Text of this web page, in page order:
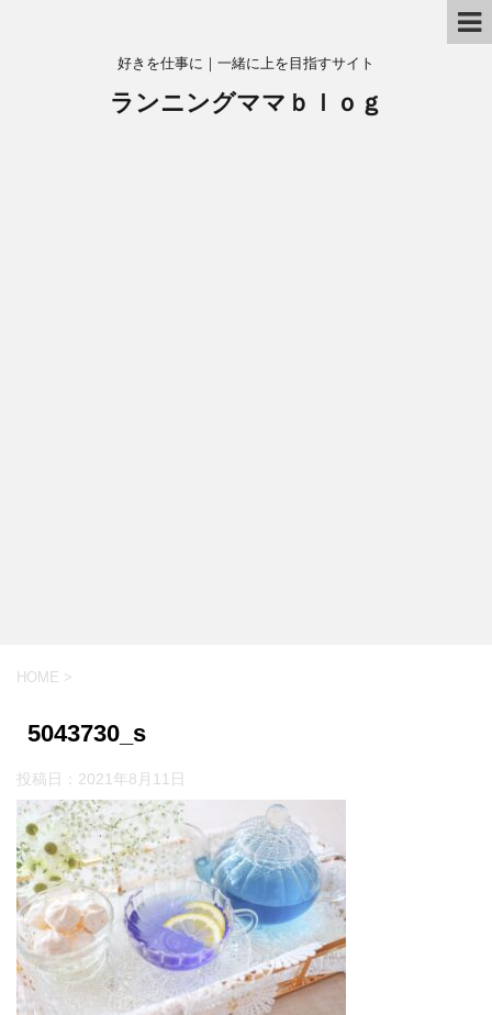
好きを仕事に｜一緒に上を目指すサイト
ランニングママｂｌｏｇ
HOME >
5043730_s
投稿日： 2021年8月11日